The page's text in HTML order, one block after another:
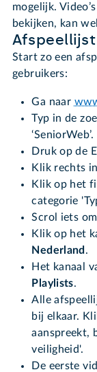
mogelijk.
bekijken, kan
Start zo een
gebruikers:
Ga naar
Typ in de
‘SeniorWeb’.
Druk op de
Klik rechts
Klik op het
categorie
Scrol iets
Klik op het
Nederland .
Het kanaal
Playlists.
Alle
bij elkaar.
aanspreekt,
veiligheid'.
De eerste